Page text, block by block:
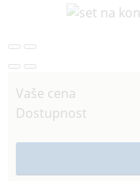
Vaše cena
Dostupnost